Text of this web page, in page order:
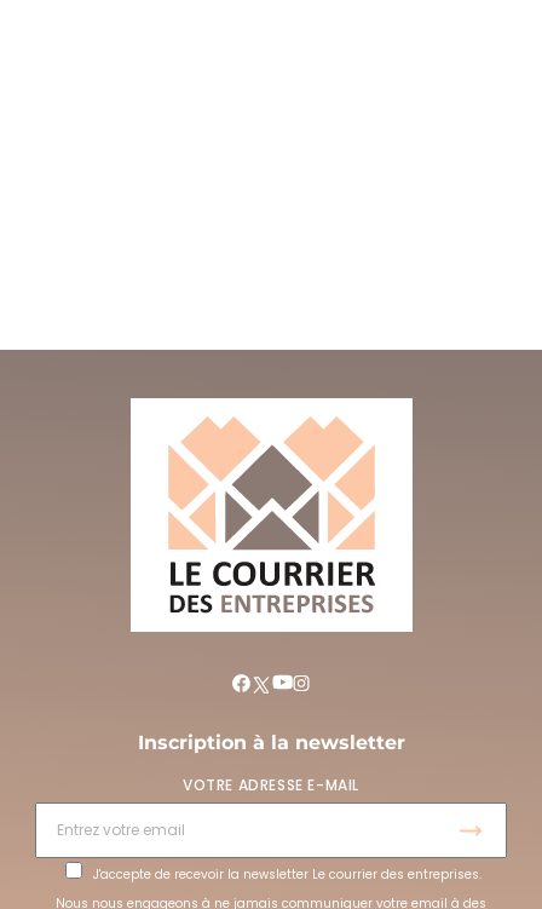
Inscription à la newsletter
VOTRE ADRESSE E-MAIL
J'accepte de recevoir la newsletter Le courrier des entreprises.
Nous nous engageons à ne jamais communiquer votre email à des